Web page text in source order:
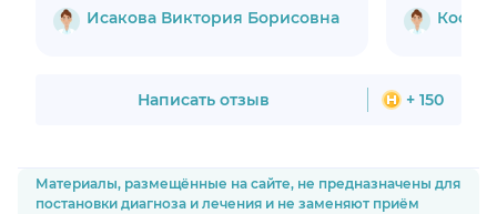
Исакова Виктория Борисовна
Написать отзыв + 150
Материалы, размещённые на сайте, не предназначены для
постановки диагноза и лечения и не заменяют приём